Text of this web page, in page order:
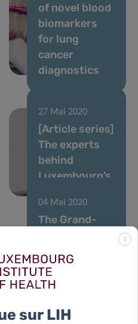
of novel blood
biomarkers
for lung
cancer
diagnostics
27 Mai 2020
[Article series]
The experts
behind
Luxembourg’s
04 Mai 2020
The Grand-
Luxembourg’s
biomedical
scene
X
sur LIH